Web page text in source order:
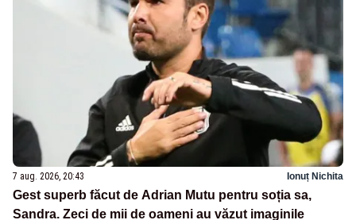
7 aug. 2026, 20:43 Ionuț Nichita
Gest superb făcut de Adrian Mutu pentru soția sa,
Sandra. Zeci de mii de oameni au văzut imaginile